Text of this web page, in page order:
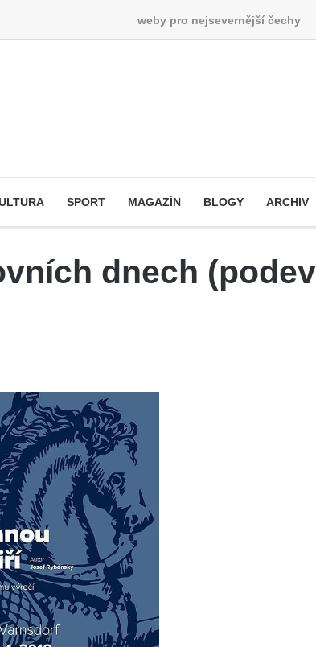
weby pro nejsevernější čechy
SPORT MAGAZÍN BLOGY ARCHIV
dnech